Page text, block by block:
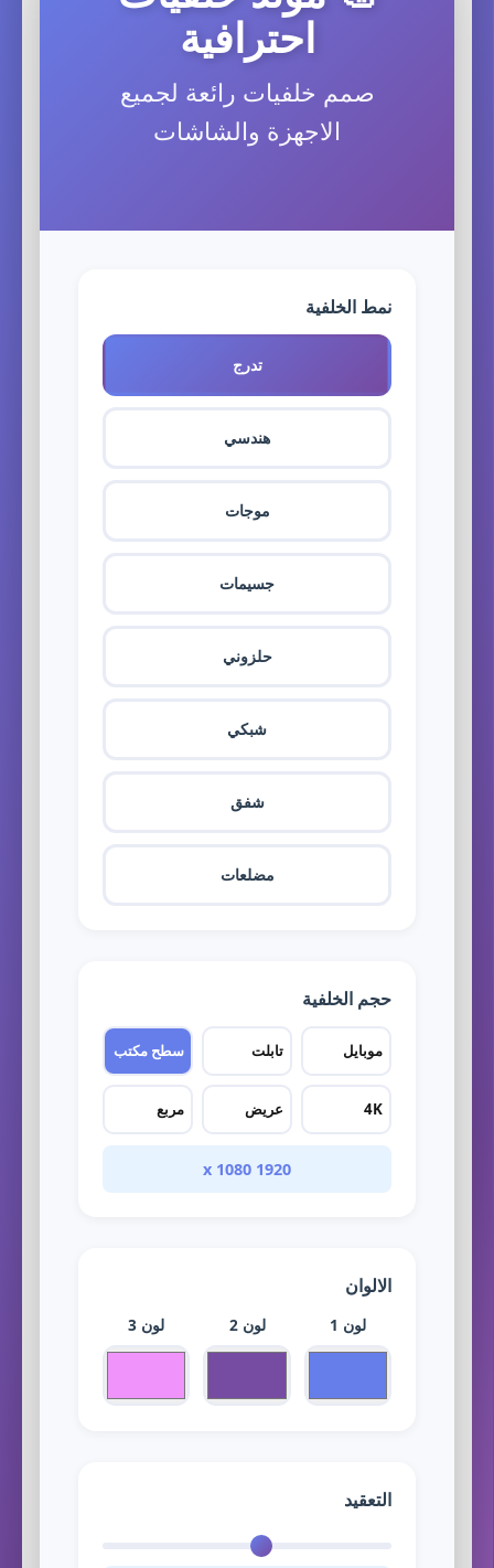
احترافية
صمم خلفيات رائعة لجميع
الاجهزة والشاشات
نمط الخلفية
هندسي
موجات
جسيمات
حلزوني
شبكي
شفق
مضلعات
حجم الخلفية
موبايل تابلت سطح مكتب
عريض
1920 x 1080
الالوان
التعقيد